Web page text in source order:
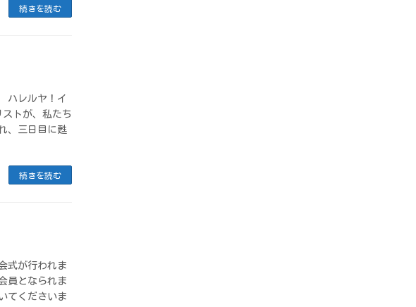
続きを読む
ハレルヤ！イ
トが、私たち
、三日目に甦
続きを読む
式が行われま
員となられま
てくださいま